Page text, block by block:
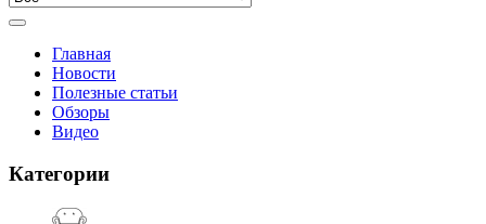
Главная
Новости
Полезные статьи
Обзоры
Видео
Категории